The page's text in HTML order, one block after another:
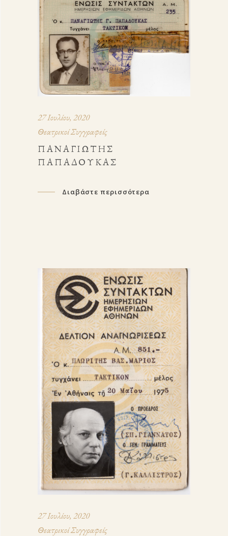
27 Ιουλίου, 2020
Θεατρικοί Συγγραφείς
ΠΑΝΑΓΙΏΤΗΣ
ΠΑΠΑΔΟΎΚΑΣ
Διαβάστε περισσότερα
27 Ιουλίου, 2020
Θεατρικοί Συγγραφείς